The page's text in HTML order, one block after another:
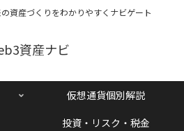
資産づくりをわかりやすくナビゲート
資産ナビ
仮想通貨個別解説
投資・リスク・税金